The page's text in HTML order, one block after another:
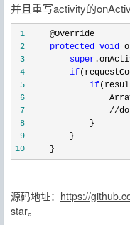
并且重写activity的
1
2
protected void
3
super
4
if
5
if
6
7
8
9
10
     }
源码地址： https://
star。